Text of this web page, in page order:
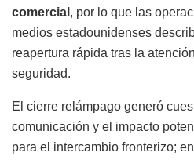
comercial , por lo que las
medios estadounidenses
reapertura rápida tras la
seguridad.
El cierre relámpago generó
comunicación y el impacto
para el intercambio fronterizo;